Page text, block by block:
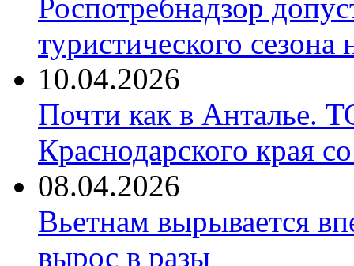
Роспотребнадзор
туристического
10.04.2026
Почти как в Анталье.
Краснодарского края
08.04.2026
Вьетнам вырывается
вырос в разы